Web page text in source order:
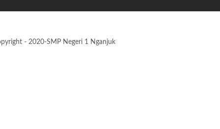
- 2020-SMP Negeri 1 Nganjuk